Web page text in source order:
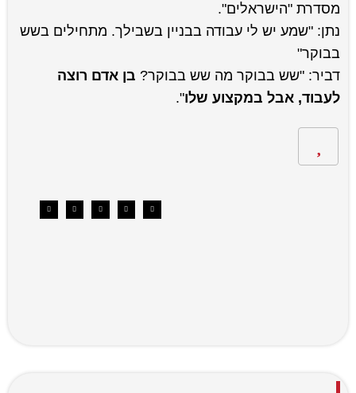
מסדרת "הישראלים".
נתן: "שמע יש לי עבודה בבניין בשבילך. מתחילים בשש
בבוקר"
דביר: "שש בבוקר מה שש בבוקר? בן אדם רוצה
לעבוד, אבל במקצוע שלו".